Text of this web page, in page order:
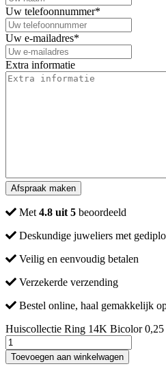
Uw telefoonnummer*
Uw e-mailadres*
Extra informatie
Met 4.8 uit 5 beoordeeld
Deskundige juweliers met
Veilig en eenvoudig betalen
Verzekerde verzending
Bestel online, haal gemakkelijk
Huiscollectie Ring 14K Bicolor 0,25
Toevoegen aan winkelwagen